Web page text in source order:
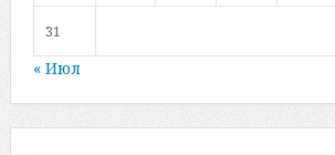
31
« Июл